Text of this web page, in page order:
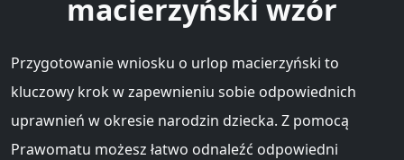
macierzyński wzór
Przygotowanie wniosku o urlop macierzyński to
kluczowy krok w zapewnieniu sobie odpowiednich
uprawnień w okresie narodzin dziecka. Z pomocą
Prawomatu możesz łatwo odnaleźć odpowiedni